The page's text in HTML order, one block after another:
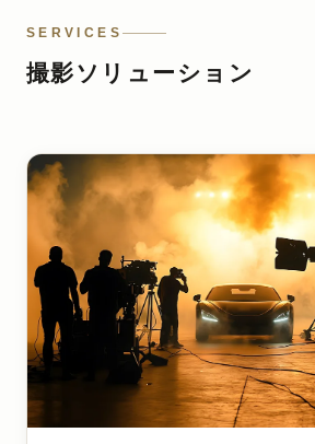
SERVICES
撮影ソリューション